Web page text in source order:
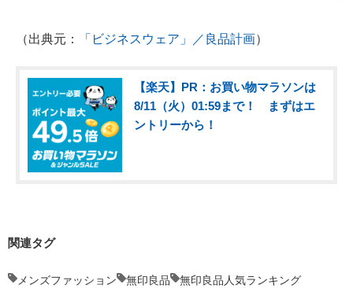
（出典元： 「ビジネスウェア」／良品計画）
【楽天】PR：お買い物マラソンは
8/11（火）01:59まで！ まずはエ
ントリーから！
関連タグ
メンズファッション 無印良品 無印良品人気ランキング